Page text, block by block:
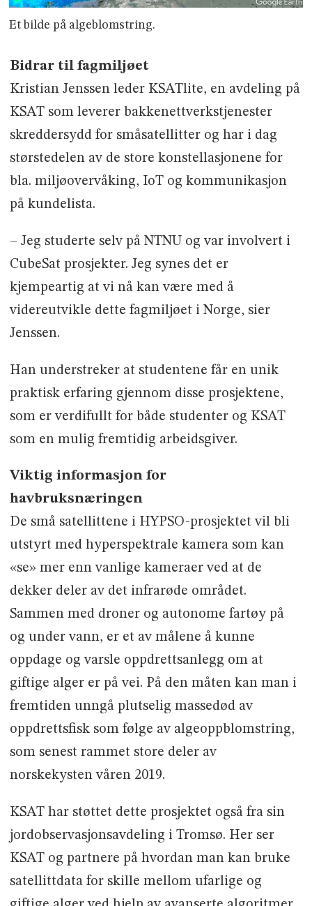
Et bilde på algeblomstring.
Bidrar til fagmiljøet
Kristian Jenssen leder KSATlite, en avdeling på
KSAT som leverer bakkenettverkstjenester
skreddersydd for småsatellitter og har i dag
størstedelen av de store konstellasjonene for
bla. miljøovervåking, IoT og kommunikasjon
på kundelista.
– Jeg studerte selv på NTNU og var involvert i
CubeSat prosjekter. Jeg synes det er
kjempeartig at vi nå kan være med å
videreutvikle dette fagmiljøet i Norge, sier
Jenssen.
Han understreker at studentene får en unik
praktisk erfaring gjennom disse prosjektene,
som er verdifullt for både studenter og KSAT
som en mulig fremtidig arbeidsgiver.
Viktig informasjon for
havbruksnæringen
De små satellittene i HYPSO-prosjektet vil bli
utstyrt med hyperspektrale kamera som kan
«se» mer enn vanlige kameraer ved at de
dekker deler av det infrarøde området.
Sammen med droner og autonome fartøy på
og under vann, er et av målene å kunne
oppdage og varsle oppdrettsanlegg om at
giftige alger er på vei. På den måten kan man i
fremtiden unngå plutselig massedød av
oppdrettsfisk som følge av algeoppblomstring,
som senest rammet store deler av
norskekysten våren 2019.
KSAT har støttet dette prosjektet også fra sin
jordobservasjonsavdeling i Tromsø. Her ser
KSAT og partnere på hvordan man kan bruke
satellittdata for skille mellom ufarlige og